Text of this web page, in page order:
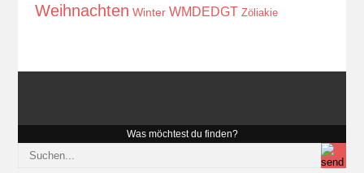
Weihnachten Winter WMDEDGT Zöliakie
Was möchtest du finden?